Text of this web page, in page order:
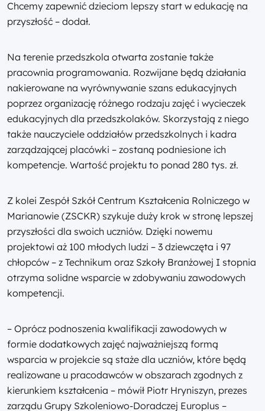
Chcemy zapewnić dzieciom lepszy start w edukację na
przyszłość – dodał.
Na terenie przedszkola otwarta zostanie także
pracownia programowania. Rozwijane będą działania
nakierowane na wyrównywanie szans edukacyjnych
poprzez organizację różnego rodzaju zajęć i wycieczek
edukacyjnych dla przedszkolaków. Skorzystają z niego
także nauczyciele oddziałów przedszkolnych i kadra
zarządzającej placówki – zostaną podniesione ich
kompetencje. Wartość projektu to ponad 280 tys. zł.
Z kolei Zespół Szkół Centrum Kształcenia Rolniczego w
Marianowie (ZSCKR) szykuje duży krok w stronę lepszej
przyszłości dla swoich uczniów. Dzięki nowemu
projektowi aż 100 młodych ludzi – 3 dziewczęta i 97
chłopców – z Technikum oraz Szkoły Branżowej I stopnia
otrzyma solidne wsparcie w zdobywaniu zawodowych
kompetencji.
– Oprócz podnoszenia kwalifikacji zawodowych w
formie dodatkowych zajęć najważniejszą formą
wsparcia w projekcie są staże dla uczniów, które będą
realizowane u pracodawców w obszarach zgodnych z
kierunkiem kształcenia – mówił Piotr Hryniszyn, prezes
zarządu Grupy Szkoleniowo-Doradczej Europlus –